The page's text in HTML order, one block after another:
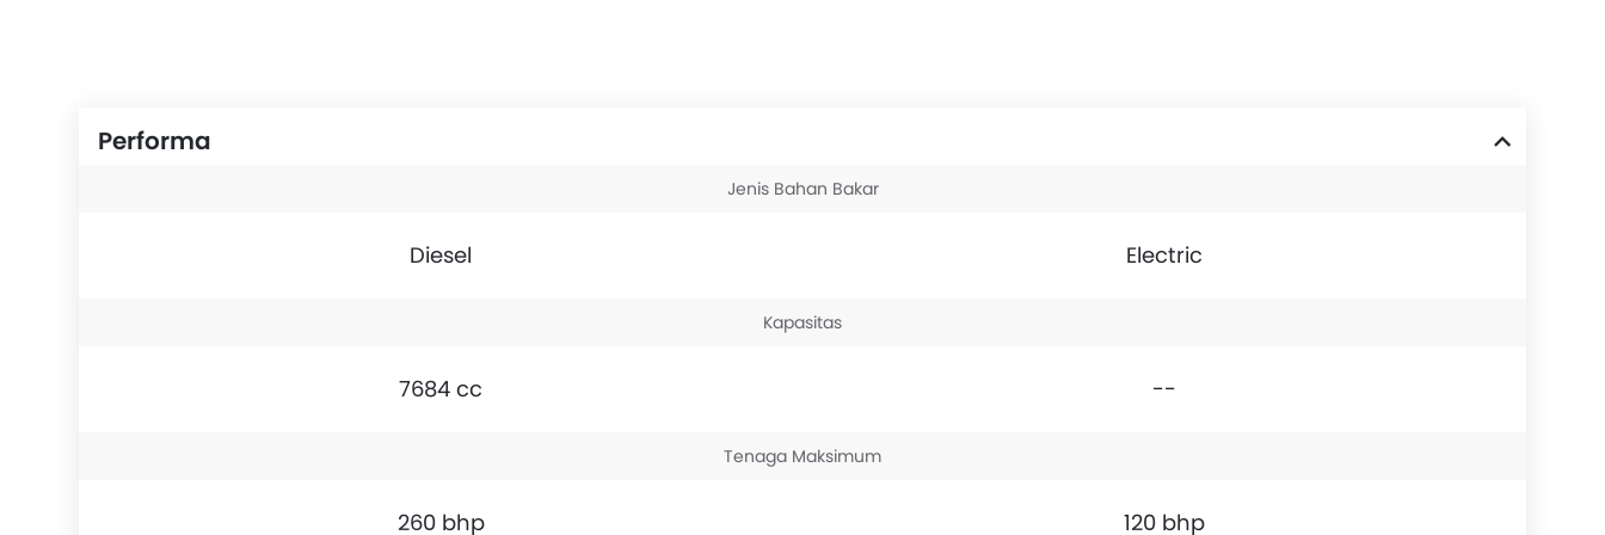
Performa
Jenis Bahan Bakar
Diesel Electric
Kapasitas
7684 cc --
Tenaga Maksimum
260 bhp 120 bhp